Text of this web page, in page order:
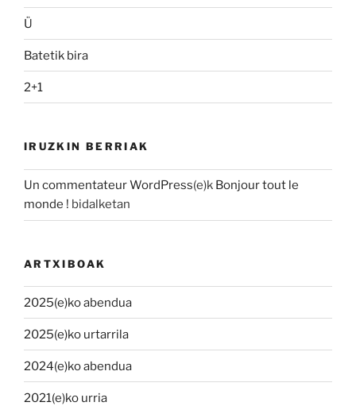
Ü
Batetik bira
2+1
IRUZKIN BERRIAK
Un commentateur WordPress(e)k Bonjour tout le
monde ! bidalketan
ARTXIBOAK
2025(e)ko abendua
2025(e)ko urtarrila
2024(e)ko abendua
2021(e)ko urria